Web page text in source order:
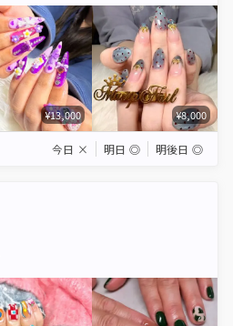
¥13,000 ¥8,000
今日 × 明日 ◎ 明後日 ◎